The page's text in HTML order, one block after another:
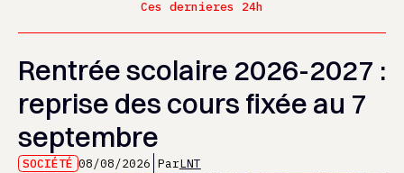
Ces dernieres 24h
Rentrée scolaire 2026-2027 :
reprise des cours fixée au 7
septembre
SOCIÉTÉ 08/08/2026 ParLNT